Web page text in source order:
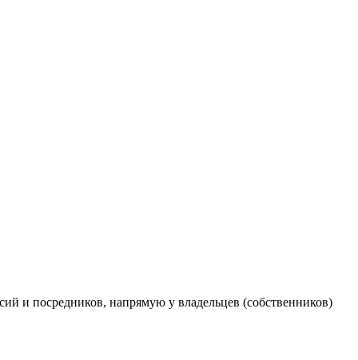
и посредников, напрямую у владельцев (собственников)